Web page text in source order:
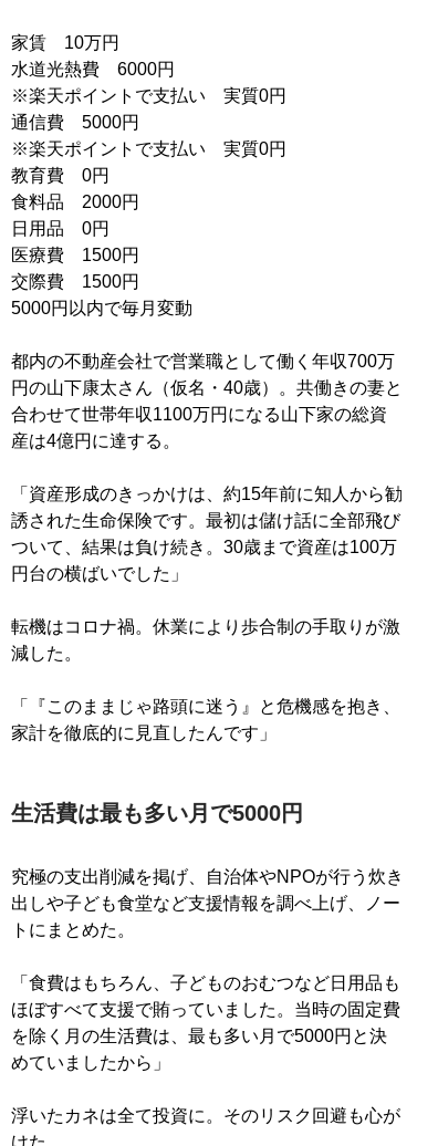
家賃 10万円
水道光熱費 6000円
※楽天ポイントで支払い 実質0円
通信費 5000円
※楽天ポイントで支払い 実質0円
教育費 0円
食料品 2000円
日用品 0円
医療費 1500円
交際費 1500円
5000円以内で毎月変動
都内の不動産会社で営業職として働く年収700万
円の山下康太さん（仮名・40歳）。共働きの妻と
合わせて世帯年収1100万円になる山下家の総資
産は4億円に達する。
「資産形成のきっかけは、約15年前に知人から勧
誘された生命保険です。最初は儲け話に全部飛び
ついて、結果は負け続き。30歳まで資産は100万
円台の横ばいでした」
転機はコロナ禍。休業により歩合制の手取りが激
減した。
「『このままじゃ路頭に迷う』と危機感を抱き、
家計を徹底的に見直したんです」
生活費は最も多い月で5000円
究極の支出削減を掲げ、自治体やNPOが行う炊き
出しや子ども食堂など支援情報を調べ上げ、ノー
トにまとめた。
「食費はもちろん、子どものおむつなど日用品も
ほぼすべて支援で賄っていました。当時の固定費
を除く月の生活費は、最も多い月で5000円と決
めていましたから」
浮いたカネは全て投資に。そのリスク回避も心が
けた。